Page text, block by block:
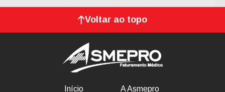
Voltar ao topo
Início A Asmepro